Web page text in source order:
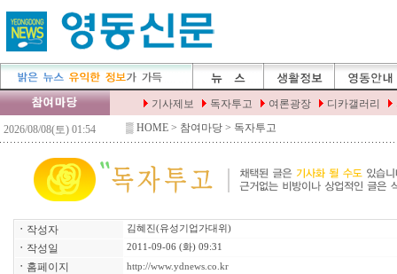
▒ HOME > 참여마당 > 독자투고
ㆍ 작성자 김혜진(유성기업가대위)
ㆍ 작성일 2011-09-06 (화) 09:31
ㆍ 홈페이지 http://www.ydnews.co.kr